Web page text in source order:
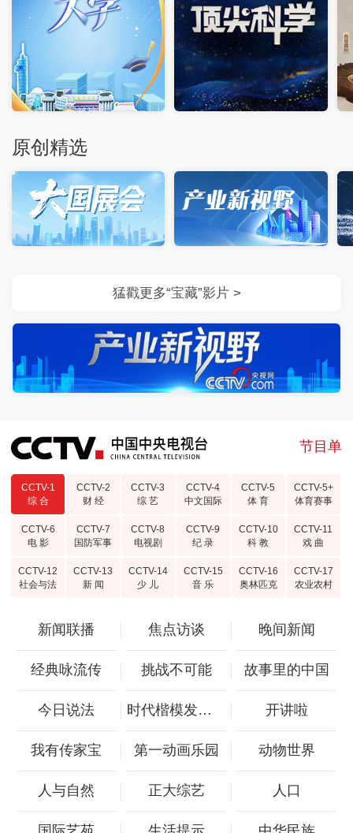
原创精选
节目单
CCTV-1
综 合
CCTV-2
财 经
CCTV-3
综 艺
CCTV-4
中文国际
CCTV-5
体 育
CCTV-5+
体育赛事
CCTV-6
电 影
CCTV-7
国防军事
CCTV-8
电视剧
CCTV-9
纪 录
CCTV-10
科 教
CCTV-11
戏 曲
CCTV-12
社会与法
CCTV-13
新 闻
CCTV-14
少 儿
CCTV-15
音 乐
CCTV-16
奥林匹克
CCTV-17
农业农村
新闻联播 焦点访谈 晚间新闻
经典咏流传 挑战不可能 故事里的中国
今日说法 时代楷模发布厅 开讲啦
我有传家宝 第一动画乐园 动物世界
人与自然 正大综艺 人口